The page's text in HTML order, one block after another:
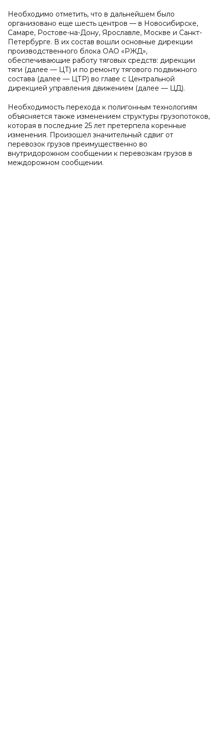
Необходимо отметить, что в дальнейшем было
организовано еще шесть центров — в Новосибирске,
Самаре, Ростове-на-Дону, Ярославле, Москве и Санкт-
Петербурге. В их состав вошли основные дирекции
производственного блока ОАО «РЖД»,
обеспечивающие работу тяговых средств: дирекции
тяги (далее — ЦТ) и по ремонту тягового подвижного
состава (далее — ЦТР) во главе с Центральной
дирекцией управления движением (далее — ЦД).
Необходимость перехода к полигонным технологиям
объясняется также изменением структуры грузопотоков,
которая в последние 25 лет претерпела коренные
изменения. Произошел значительный сдвиг от
перевозок грузов преимущественно во
внутридорожном сообщении к перевозкам грузов в
междорожном сообщении.